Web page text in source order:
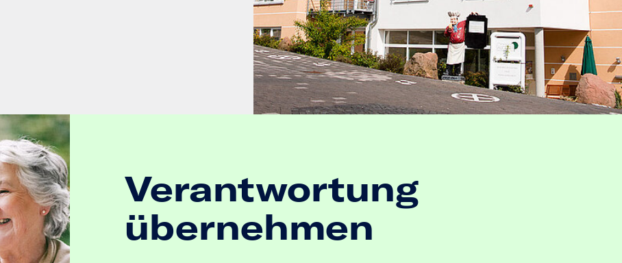
Verantwortung
übernehmen